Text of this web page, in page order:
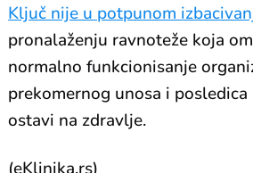
Ključ nije u potpunom
pronalaženju ravnoteže koja
normalno funkcionisanje
prekomernog unosa i posledica
ostavi na zdravlje.